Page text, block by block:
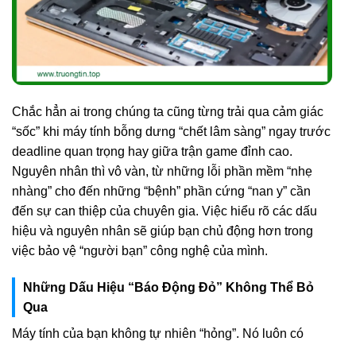
Chắc hẳn ai trong chúng ta cũng từng trải qua cảm giác
“sốc” khi máy tính bỗng dưng “chết lâm sàng” ngay trước
deadline quan trọng hay giữa trận game đỉnh cao.
Nguyên nhân thì vô vàn, từ những lỗi phần mềm “nhẹ
nhàng” cho đến những “bệnh” phần cứng “nan y” cần
đến sự can thiệp của chuyên gia. Việc hiểu rõ các dấu
hiệu và nguyên nhân sẽ giúp bạn chủ động hơn trong
việc bảo vệ “người bạn” công nghệ của mình.
Những Dấu Hiệu “Báo Động Đỏ” Không Thể Bỏ
Qua
Máy tính của bạn không tự nhiên “hỏng”. Nó luôn có